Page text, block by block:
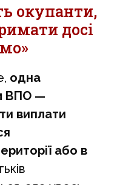
окупанти,
досі
одна
ВПО —
виплати
або в